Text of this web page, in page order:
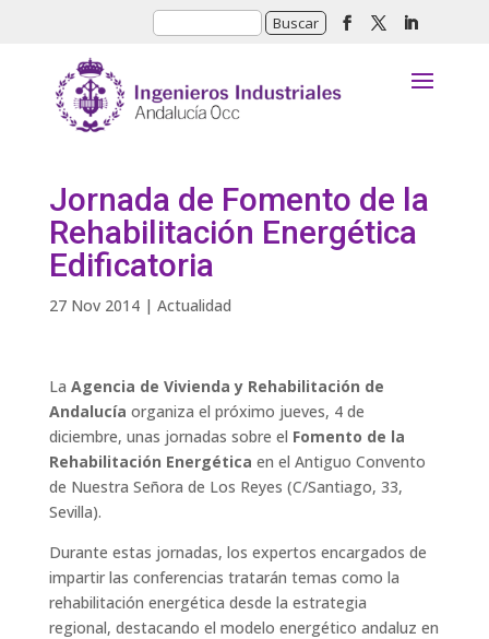
Jornada de Fomento de la
Rehabilitación Energética
Edificatoria
27 Nov 2014| Actualidad
La Agencia de Vivienda y Rehabilitación de
Andalucía organiza el próximo jueves, 4 de
diciembre, unas jornadas sobre el Fomento de la
Rehabilitación Energética en el Antiguo Convento
de Nuestra Señora de Los Reyes (C/Santiago, 33,
Sevilla).
Durante estas jornadas, los expertos encargados de
impartir las conferencias tratarán temas como la
rehabilitación energética desde la estrategia
regional, destacando el modelo energético andaluz en